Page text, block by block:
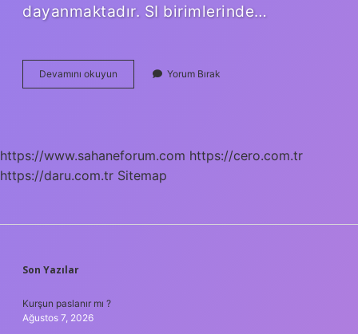
dayanmaktadır. SI birimlerinde…
Devamını okuyun
Kilo
Yorum Bırak
https://www.sahaneforum.com https://cero.com.tr
https://daru.com.tr Sitemap
SIDEBAR
Son Yazılar
Kurşun paslanır mı ?
Ağustos 7, 2026